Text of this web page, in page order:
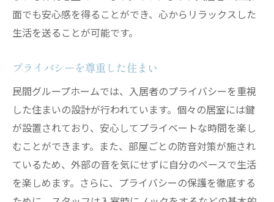
心の健康を維持するコミュニケーション
日々の生活を豊かにする共助関係
生活の質を高める民間グループホームの運営の
秘訣
運営の透明性と信頼性
居住者の声を活かすフィードバック体制
充実したプログラムの提供
プロフェッショナルなスタッフ教育
常に進化するサービスの提供
面でも安心感を得ることができ、心からリラックスした
生活を送ることが可能です。
プライバシーを尊重した住まい
民間グループホームでは、入居者のプライバシーを重視
した住まいの設計が行われています。個々の居室には鍵
が設置されており、安心してプライベートな時間を楽し
むことができます。また、部屋ごとの防音対策が施され
ているため、外部の音を気にせずに自分のペースで生活
を楽しめます。さらに、プライバシーの保護を徹底する